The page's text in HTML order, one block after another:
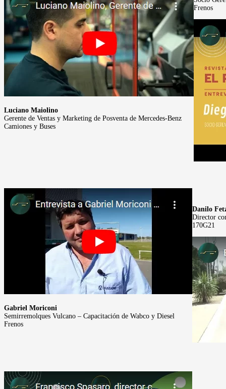
Luciano Maiolino
Gerente de Ventas y Marketing de Posventa de Mercedes-Benz
Camiones y Buses
Frenos
Gabriel Moriconi
Semirremolques Vulcano – Capacitación de Wabco y Diesel
Frenos
Danilo
Director
170G21